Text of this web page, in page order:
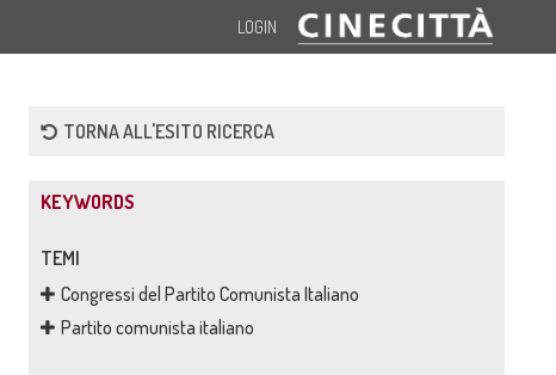
LOGIN
TORNA ALL'ESITO RICERCA
KEYWORDS
TEMI
Congressi del Partito Comunista Italiano
Partito comunista italiano